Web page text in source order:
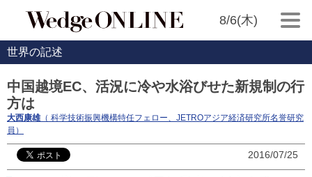
8/6(木)
世界の記述
中国越境EC、活況に冷や水浴びせた新規制の行
方は
大西康雄（ 科学技術振興機構特任フェロー、JETROアジア経済研究所名誉研究
員）
2016/07/25